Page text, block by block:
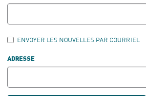
ENVOYER LES NOUVELLES PAR COURRIEL
ADRESSE